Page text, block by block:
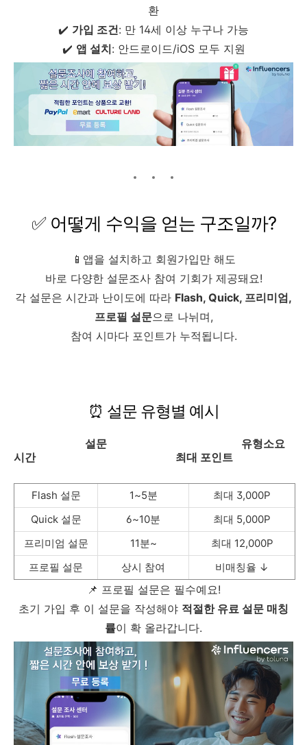
환
✔️ 가입 조건: 만 14세 이상 누구나 가능
✔️ 앱 설치: 안드로이드/iOS 모두 지원
✅ 어떻게 수익을 얻는 구조일까?
📱앱을 설치하고 회원가입만 해도
바로 다양한 설문조사 참여 기회가 제공돼요!
각 설문은 시간과 난이도에 따라 Flash, Quick, 프리미엄,
프로필 설문으로 나뉘며,
참여 시마다 포인트가 누적됩니다.
⏰ 설문 유형별 예시
설문 유형소요
시간
최대 포인트
Flash 설문 1~5분
최대 3,000P
Quick 설문
6~10분
최대 5,000P
프리미엄 설문
11분~
최대 12,000P
프로필 설문
상시 참여 비매칭율 ↓
📌 프로필 설문은 필수예요!
초기 가입 후 이 설문을 작성해야 적절한 유료 설문 매칭
률이 확 올라갑니다.